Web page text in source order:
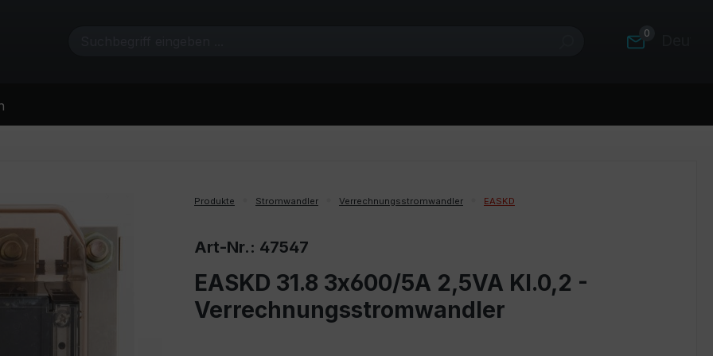
0
Produkte Stromwandler Verrechnungsstromwandler EASKD
Art-Nr.: 47547
EASKD 31.8 3x600/5A 2,5VA Kl.0,2 -
Verrechnungsstromwandler